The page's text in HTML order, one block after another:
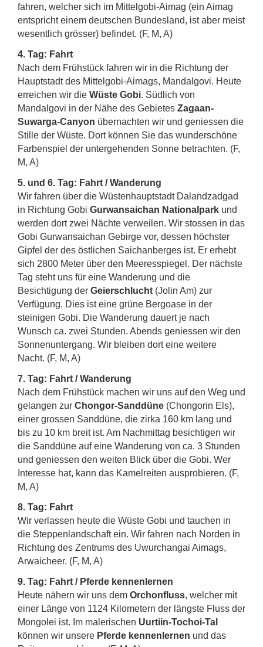
fahren, welcher sich im Mittelgobi-Aimag (ein Aimag
entspricht einem deutschen Bundesland, ist aber meist
wesentlich grösser) befindet. (F, M, A)
4. Tag: Fahrt
Nach dem Frühstück fahren wir in die Richtung der
Hauptstadt des Mittelgobi-Aimags, Mandalgovi. Heute
erreichen wir die Wüste Gobi. Südlich von
Mandalgovi in der Nähe des Gebietes Zagaan-
Suwarga-Canyon übernachten wir und geniessen die
Stille der Wüste. Dort können Sie das wunderschöne
Farbenspiel der untergehenden Sonne betrachten. (F,
M, A)
5. und 6. Tag: Fahrt / Wanderung
Wir fahren über die Wüstenhauptstadt Dalandzadgad
in Richtung Gobi Gurwansaichan Nationalpark und
werden dort zwei Nächte verweilen. Wir stossen in das
Gobi Gurwansaichan Gebirge vor, dessen höchster
Gipfel der des östlichen Saichanberges ist. Er erhebt
sich 2800 Meter über den Meeresspiegel. Der nächste
Tag steht uns für eine Wanderung und die
Besichtigung der Geierschlucht (Jolin Am) zur
Verfügung. Dies ist eine grüne Bergoase in der
steinigen Gobi. Die Wanderung dauert je nach
Wunsch ca. zwei Stunden. Abends geniessen wir den
Sonnenuntergang. Wir bleiben dort eine weitere
Nacht. (F, M, A)
7. Tag: Fahrt / Wanderung
Nach dem Frühstück machen wir uns auf den Weg und
gelangen zur Chongor-Sanddüne (Chongorin Els),
einer grossen Sanddüne, die zirka 160 km lang und
bis zu 10 km breit ist. Am Nachmittag besichtigen wir
die Sanddüne auf eine Wanderung von ca. 3 Stunden
und geniessen den weiten Blick über die Gobi. Wer
Interesse hat, kann das Kamelreiten ausprobieren. (F,
M, A)
8. Tag: Fahrt
Wir verlassen heute die Wüste Gobi und tauchen in
die Steppenlandschaft ein. Wir fahren nach Norden in
Richtung des Zentrums des Uwurchangai Aimags,
Arwaicheer. (F, M, A)
9. Tag: Fahrt / Pferde kennenlernen
Heute nähern wir uns dem Orchonfluss, welcher mit
einer Länge von 1124 Kilometern der längste Fluss der
Mongolei ist. Im malerischen Uurtiin-Tochoi-Tal
können wir unsere Pferde kennenlernen und das